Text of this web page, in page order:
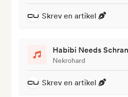
Skrev en artikel
Habibi Needs
Nekrohard
Skrev en artikel